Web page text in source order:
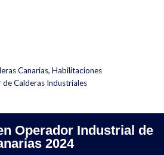
Canarias, Habilitaciones
Calderas Industriales
Operador Industrial de
2024